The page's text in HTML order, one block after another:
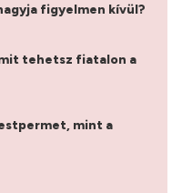
figyelmen kívül?
tehetsz fiatalon a
mint a